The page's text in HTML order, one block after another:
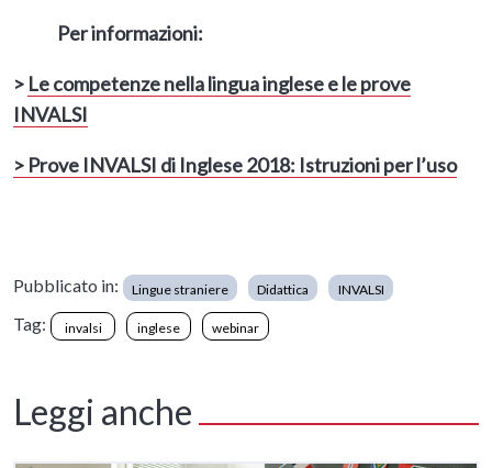
Per informazioni:
> Le competenze nella lingua inglese e le prove
INVALSI
> Prove INVALSI di Inglese 2018: Istruzioni per l’uso
Pubblicato in: Lingue straniere Didattica INVALSI
Tag: invalsi inglese webinar
Leggi anche